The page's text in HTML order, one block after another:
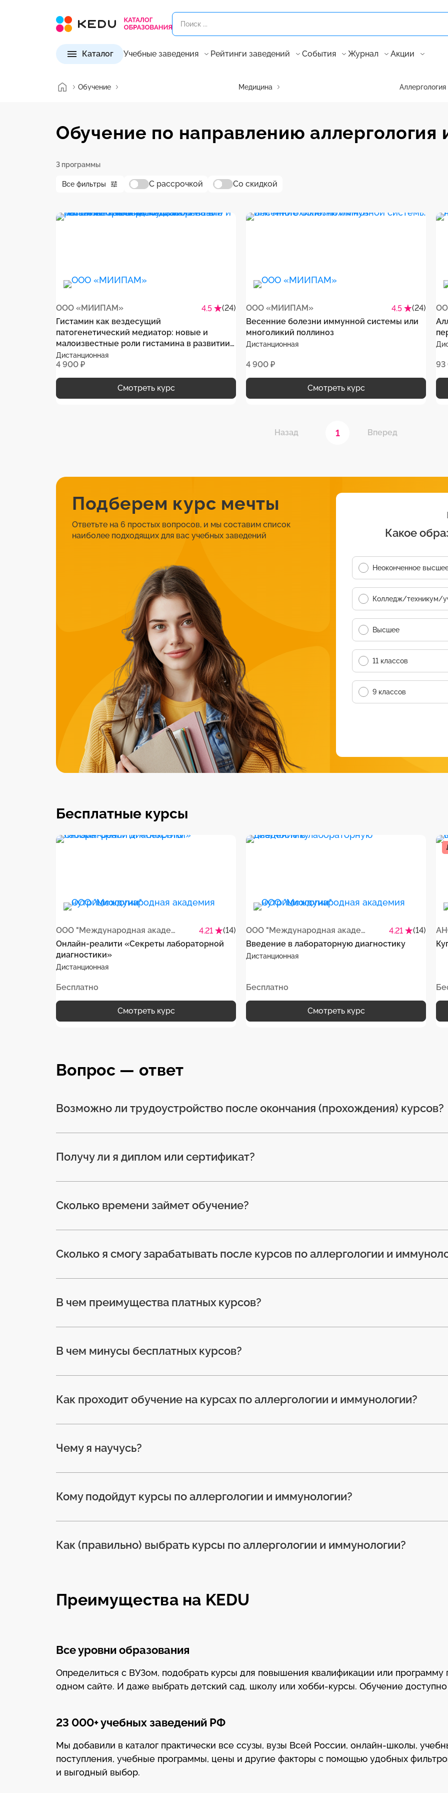
Каталог Учебные заведения Рейтинги заведений События Журнал Акции
Обучение Медицина
Обучение по направлению аллергология
3 программы
Все фильтры С рассрочкой Со скидкой
ООО «МИИПАМ» 4.5
(24)
Гистамин как вездесущий
патогенетический медиатор: новые и
малоизвестные роли гистамина в развитии
хронических заболеваний
Дистанционная
4 900 ₽
Смотреть курс
ООО «МИИПАМ» 4.5
(24)
Весенние болезни иммунной системы или
многоликий поллиноз
Дистанционная
4 900 ₽
Смотреть курс
93
Назад 1 Вперед
Подберем курс мечты
Ответьте на 6 простых вопросов, и мы составим список
наиболее подходящих для вас учебных заведений
Какое
Неоконченное
Колледж/техникум/
Высшее
11 классов
9 классов
Бесплатные курсы
ООО "Международная академия нутрициологии" 4.21
(14)
Онлайн-реалити «Секреты лабораторной
диагностики»
Дистанционная
Бесплатно
Смотреть курс
ООО "Международная академия нутрициологии" 4.21
(14)
Введение в лабораторную диагностику
Дистанционная
Бесплатно
Смотреть курс
Вопрос — ответ
Возможно ли трудоустройство после окончания (прохождения) курсов?
Получу ли я диплом или сертификат?
Сколько времени займет обучение?
Сколько я смогу зарабатывать после курсов по аллергологии и
В чем преимущества платных курсов?
В чем минусы бесплатных курсов?
Как проходит обучение на курсах по аллергологии и иммунологии?
Чему я научусь?
Кому подойдут курсы по аллергологии и иммунологии?
Как (правильно) выбрать курсы по аллергологии и иммунологии?
Преимущества на KEDU
Все уровни образования
Определиться с ВУЗом, подобрать курсы для повышения квалификации или
одном сайте. И даже выбрать детский сад, школу или хобби-курсы. Обучение
23 000+ учебных заведений РФ
Мы добавили в каталог практически все ссузы, вузы Всей России, онлайн-школы,
поступления, учебные программы, цены и другие факторы с помощью удобных
и выгодный выбор.